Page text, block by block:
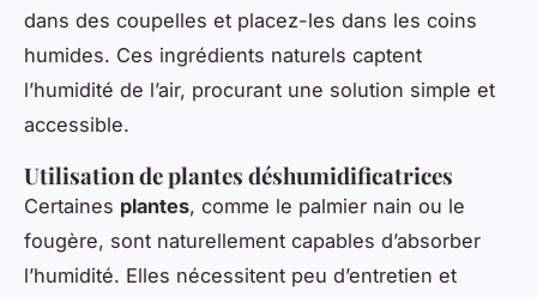
dans des coupelles et placez-les dans les coins
humides. Ces ingrédients naturels captent
l’humidité de l’air, procurant une solution simple et
accessible.
Utilisation de plantes déshumidificatrices
Certaines plantes, comme le palmier nain ou le
fougère, sont naturellement capables d’absorber
l’humidité. Elles nécessitent peu d’entretien et